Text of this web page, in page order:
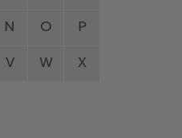
N O P
V W X